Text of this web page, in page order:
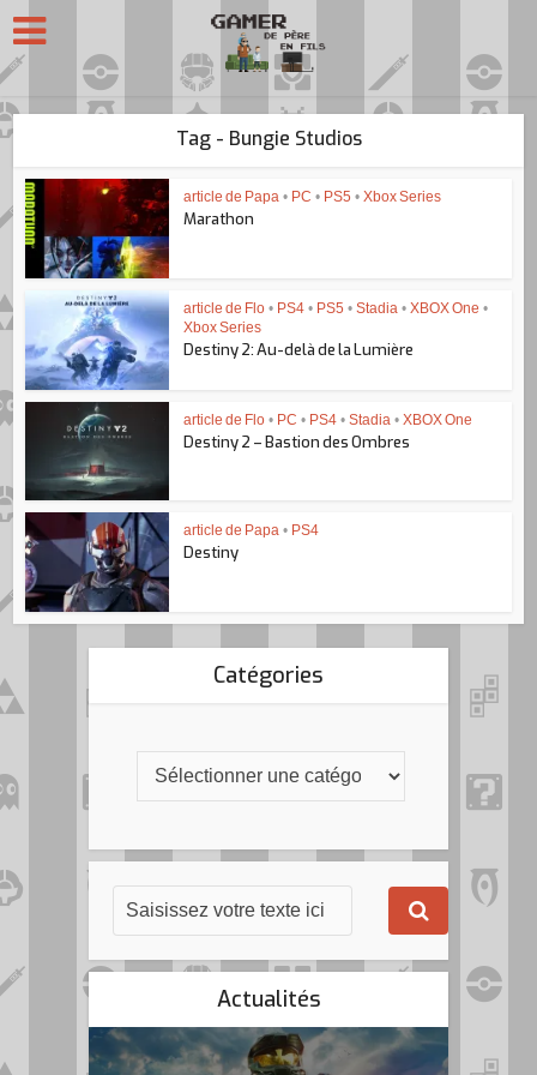
Tag - Bungie Studios
article de Papa • PC • PS5 • Xbox Series
Marathon
article de Flo • PS4 • PS5 • Stadia • XBOX One •
Xbox Series
Destiny 2: Au-delà de la Lumière
article de Flo • PC • PS4 • Stadia • XBOX One
Destiny 2 – Bastion des Ombres
article de Papa • PS4
Destiny
Catégories
Actualités